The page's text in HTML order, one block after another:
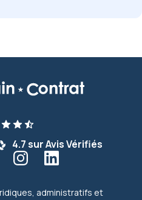
4.7 sur Avis Vérifiés
administratifs et